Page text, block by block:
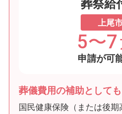
上尾
5〜7
申請が可
葬儀費用の補助として
国民健康保険（または後期